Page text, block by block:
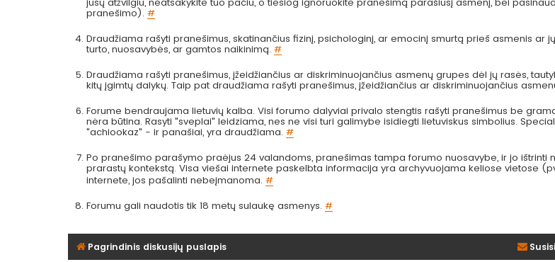
pranešimo).#
Draudžiama rašyti pranešimus, skatinančius fizinį, psichologinį, ar emocinį smurtą prieš asmenis ar
turto, nuosavybės, ar gamtos naikinimą.#
Draudžiama rašyti pranešimus, įžeidžiančius ar diskriminuojančius asmenų grupes dėl jų rasės,
kitų įgimtų dalykų. Taip pat draudžiama rašyti pranešimus, įžeidžiančius ar diskriminuojančius
Forume bendraujama lietuvių kalba. Visi forumo dalyviai privalo stengtis rašyti pranešimus be
nėra būtina. Rasyti "sveplai" leidziama, nes ne visi turi galimybe isidiegti lietuviskus simbolius.
"achiookaz" - ir panašiai, yra draudžiama.#
Po pranešimo parašymo praėjus 24 valandoms, pranešimas tampa forumo nuosavybe, ir jo
prarastų kontekstą. Visa viešai internete paskelbta informacija yra archyvuojama keliose vietose
internete, jos pašalinti nebeįmanoma.#
Forumu gali naudotis tik 18 metų sulaukę asmenys.#
Pagrindinis diskusijų puslapis